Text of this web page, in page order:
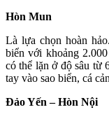
Hòn Mun
Là lựa chọn hoàn
biển với khoảng
có thể lặn ở độ sâu từ
tay vào sao biển, cá
Đảo Yến – Hòn Nội